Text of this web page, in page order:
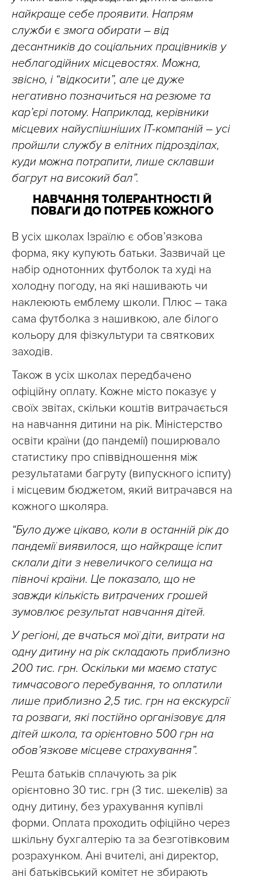
найкраще себе проявити. Напрям
служби є змога обирати – від
десантників до соціальних працівників у
неблагодійних місцевостях. Можна,
звісно, і “відкосити”, але це дуже
негативно позначиться на резюме та
кар’єрі потому. Наприклад, керівники
місцевих найуспішніших ІТ-компаній – усі
пройшли службу в елітних підрозділах,
куди можна потрапити, лише склавши
багрут на високий бал”.
НАВЧАННЯ ТОЛЕРАНТНОСТІ Й
ПОВАГИ ДО ПОТРЕБ КОЖНОГО
В усіх школах Ізраїлю є обов’язкова
форма, яку купують батьки. Зазвичай це
набір однотонних футболок та худі на
холодну погоду, на які нашивають чи
наклеюють емблему школи. Плюс – така
сама футболка з нашивкою, але білого
кольору для фізкультури та святкових
заходів.
Також в усіх школах передбачено
офіційну оплату. Кожне місто показує у
своїх звітах, скільки коштів витрачається
на навчання дитини на рік. Міністерство
освіти країни (до пандемії) поширювало
статистику про співвідношення між
результатами багруту (випускного іспиту)
і місцевим бюджетом, який витрачався на
кожного школяра.
“Було дуже цікаво, коли в останній рік до
пандемії виявилося, що найкраще іспит
склали діти з невеличкого селища на
півночі країни. Це показало, що не
завжди кількість витрачених грошей
зумовлює результат навчання дітей.
У регіоні, де вчаться мої діти, витрати на
одну дитину на рік складають приблизно
200 тис. грн. Оскільки ми маємо статус
тимчасового перебування, то оплатили
лише приблизно 2,5 тис. грн на екскурсії
та розваги, які постійно організовує для
дітей школа, та орієнтовно 500 грн на
обов’язкове місцеве страхування”.
Решта батьків сплачують за рік
орієнтовно 30 тис. грн (3 тис. шекелів) за
одну дитину, без урахування купівлі
форми. Оплата проходить офіційно через
шкільну бухгалтерію та за безготівковим
розрахунком. Ані вчителі, ані директор,
ані батьківський комітет не збирають